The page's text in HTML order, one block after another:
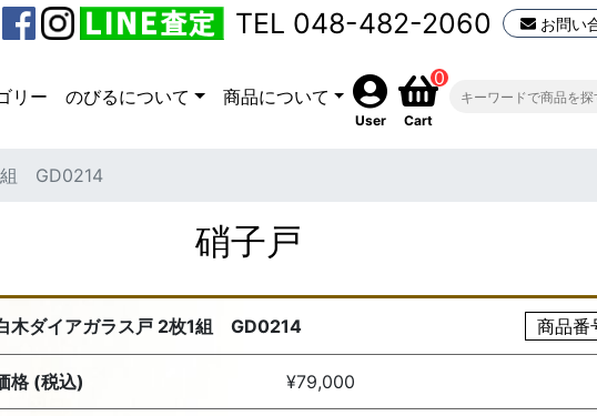
TEL 048-482-2060 お問い
リー のびるについて 商品について
User
0
Cart
組 GD0214
硝子戸
木ダイアガラス戸 2枚1組 GD0214 商品番
格 (税込) ¥79,000